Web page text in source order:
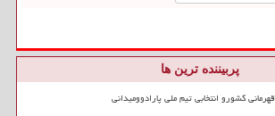
پربیننده ترین ها
کشورو انتخابی تیم ملی پارادوومیدانی